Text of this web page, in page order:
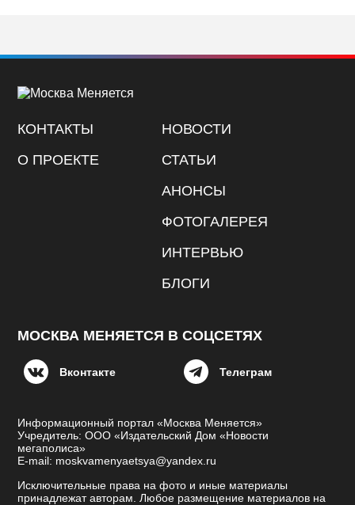
КОНТАКТЫ
О ПРОЕКТЕ
НОВОСТИ
СТАТЬИ
АНОНСЫ
ФОТОГАЛЕРЕЯ
ИНТЕРВЬЮ
БЛОГИ
МОСКВА МЕНЯЕТСЯ В СОЦСЕТЯХ
Вконтакте Телеграм
Информационный портал «Москва Меняется»
Учредитель: ООО «Издательский Дом «Новости
мегаполиса»
E-mail: moskvamenyaetsya@yandex.ru
Исключительные права на фото и иные материалы
принадлежат авторам. Любое размещение материалов на